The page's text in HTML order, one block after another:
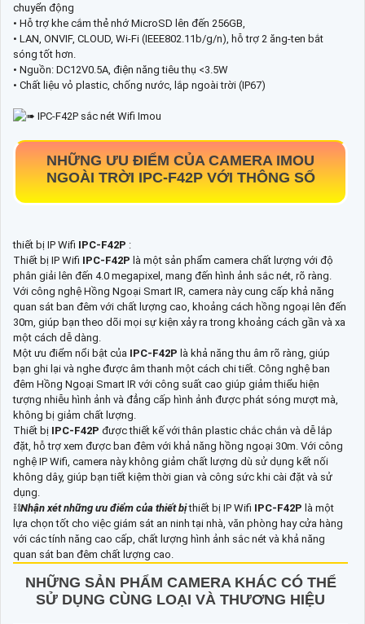
chuyển động
• Hỗ trợ khe cắm thẻ nhớ MicroSD lên đến 256GB,
• LAN, ONVIF, CLOUD, Wi-Fi (IEEE802.11b/g/n), hỗ trợ 2 ăng-ten bắt
sóng tốt hơn.
• Nguồn: DC12V0.5A, điện năng tiêu thụ <3.5W
• Chất liệu vỏ plastic, chống nước, lắp ngoài trời (IP67)
NHỮNG ƯU ĐIỂM CỦA CAMERA IMOU
NGOÀI TRỜI IPC-F42P VỚI THÔNG SỐ
thiết bị IP Wifi IPC-F42P :
Thiết bị IP Wifi IPC-F42P là một sản phẩm camera chất lượng với độ
phân giải lên đến 4.0 megapixel, mang đến hình ảnh sắc nét, rõ ràng.
Với công nghệ Hồng Ngoại Smart IR, camera này cung cấp khả năng
quan sát ban đêm với chất lượng cao, khoảng cách hồng ngoại lên đến
30m, giúp bạn theo dõi mọi sự kiện xảy ra trong khoảng cách gần và xa
một cách dễ dàng.
Một ưu điểm nổi bật của IPC-F42P là khả năng thu âm rõ ràng, giúp
bạn ghi lại và nghe được âm thanh một cách chi tiết. Công nghệ ban
đêm Hồng Ngoại Smart IR với công suất cao giúp giảm thiểu hiện
tượng nhiễu hình ảnh và đẳng cấp hình ảnh được phát sóng mượt mà,
không bị giảm chất lượng.
Thiết bị IPC-F42P được thiết kế với thân plastic chắc chắn và dễ lắp
đặt, hỗ trợ xem được ban đêm với khả năng hồng ngoại 30m. Với công
nghệ IP Wifi, camera này không giảm chất lượng dù sử dụng kết nối
không dây, giúp bạn tiết kiệm thời gian và công sức khi cài đặt và sử
dụng.
⛓Nhận xét những ưu điểm của thiết bịthiết bị IP Wifi IPC-F42P là một
lựa chọn tốt cho việc giám sát an ninh tại nhà, văn phòng hay cửa hàng
với các tính năng cao cấp, chất lượng hình ảnh sắc nét và khả năng
quan sát ban đêm chất lượng cao.
NHỮNG SẢN PHẨM CAMERA KHÁC CÓ THỂ
SỬ DỤNG CÙNG LOẠI VÀ THƯƠNG HIỆU